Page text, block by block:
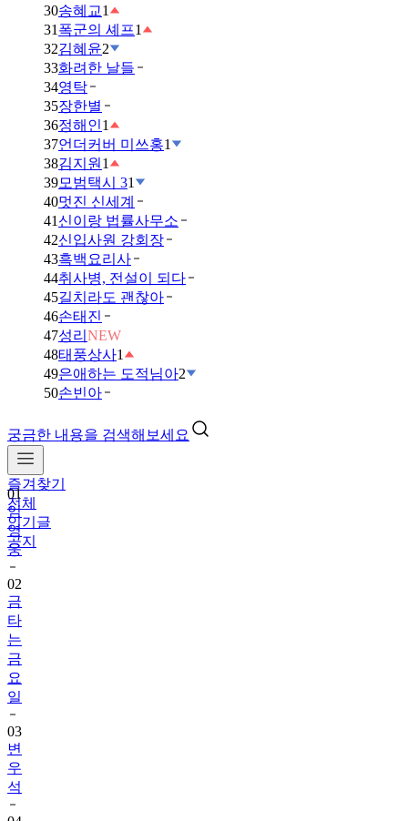
30송혜교1
31 폭군의 셰프1
32김혜윤2
33화려한 날들
34영탁
35장한별
36정해인1
37언더커버 미쓰홍1
38김지원 1
39모범택시 31
40멋진 신세계
41 신이랑 법률사무소
42신입사원 강회장
43흑백요리사
44취사병, 전설이 되다
45길치라도 괜찮아
46손태진
47성리 NEW
48태풍상사1
49은애하는 도적님아2
50손빈아
궁금한 내용을 검색해보세요
즐겨찾기
전체
인기글
공지
01
임
영
웅
02
금
타
는
금
요
일
03
변
우
석
04
박